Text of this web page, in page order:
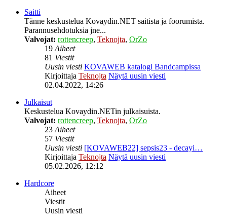
Saitti
Tänne keskustelua Kovaydin.NET saitista ja foorumista.
Parannusehdotuksia jne...
Valvojat: rottencreep, Teknojta, OrZo
19Aiheet
81 Viestit
Uusin viesti KOVAWEB katalogi Bandcampissa
Kirjoittaja Teknojta Näytä uusin viesti
02.04.2022, 14:26
Julkaisut
Keskustelua Kovaydin.NETin julkaisuista.
Valvojat: rottencreep, Teknojta, OrZo
23Aiheet
57 Viestit
Uusin viesti [KOVAWEB22] sepsis23 - decayi…
Kirjoittaja Teknojta Näytä uusin viesti
05.02.2026, 12:12
Hardcore
Aiheet
Viestit
Uusin viesti